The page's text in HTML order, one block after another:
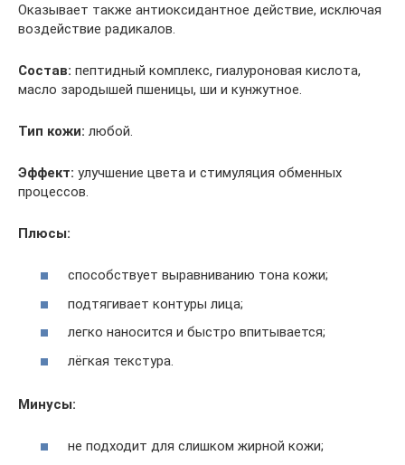
Оказывает также антиоксидантное действие, исключая
воздействие радикалов.
Состав: пептидный комплекс, гиалуроновая кислота,
масло зародышей пшеницы, ши и кунжутное.
Тип кожи: любой.
Эффект: улучшение цвета и стимуляция обменных
процессов.
Плюсы:
способствует выравниванию тона кожи;
подтягивает контуры лица;
легко наносится и быстро впитывается;
лёгкая текстура.
Минусы:
не подходит для слишком жирной кожи;